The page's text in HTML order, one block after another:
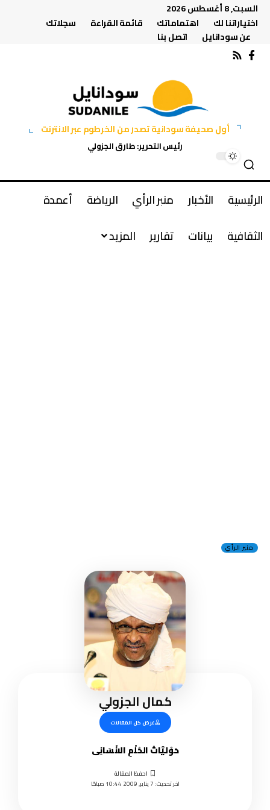
السبت, 8 أغسطس 2026
اختياراتنا لك
اهتماماتك قائمة القراءة
سجلاتك
عن سودانايل
اتصل بنا
أول صحيفة سودانية تصدر من الخرطوم عبر الانترنت
رئيس التحرير: طارق الجزولي
الرئيسية الأخبار منبر الرأي الرياضة
أعمدة
الثقافية
بيانات تقارير المزيد
منبر الرأي
كمال الجزولي
عرض كل المقالات
حَوْليَّاتُ الحُلْمِ الانْسَانِى
اخر تحديث: 7 يناير, 2009 10:44 صباحًا